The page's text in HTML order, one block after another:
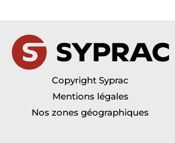
Copyright Syprac
Mentions légales
Nos zones géographiques